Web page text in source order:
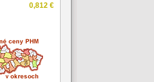
0,812 €